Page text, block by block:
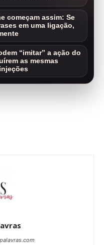
começam assim: Se
em uma ligação,
“imitar” a ação do
as mesmas